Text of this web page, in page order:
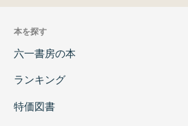
本を探す
六一書房の本
ランキング
特価図書